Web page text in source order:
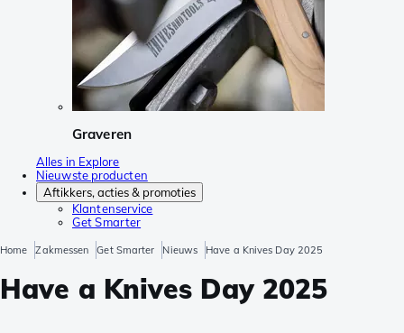
Graveren
Alles in Explore
Nieuwste producten
Aftikkers, acties & promoties
Klantenservice
Get Smarter
Home Zakmessen Get Smarter Nieuws Have a Knives Day 2025
Have a Knives Day 2025